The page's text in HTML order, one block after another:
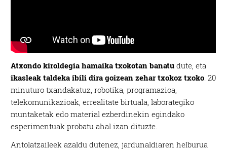
Atxondo kiroldegia hamaika txokotan banatu dute, eta
ikasleak taldeka ibili dira goizean zehar txokoz txoko. 20
minuturo txandakatuz, robotika, programazioa,
telekomunikazioak, errealitate birtuala, laborategiko
muntaketak edo material ezberdinekin egindako
esperimentuak probatu ahal izan dituzte.
Antolatzaileek azaldu dutenez, jardunaldiaren helburua